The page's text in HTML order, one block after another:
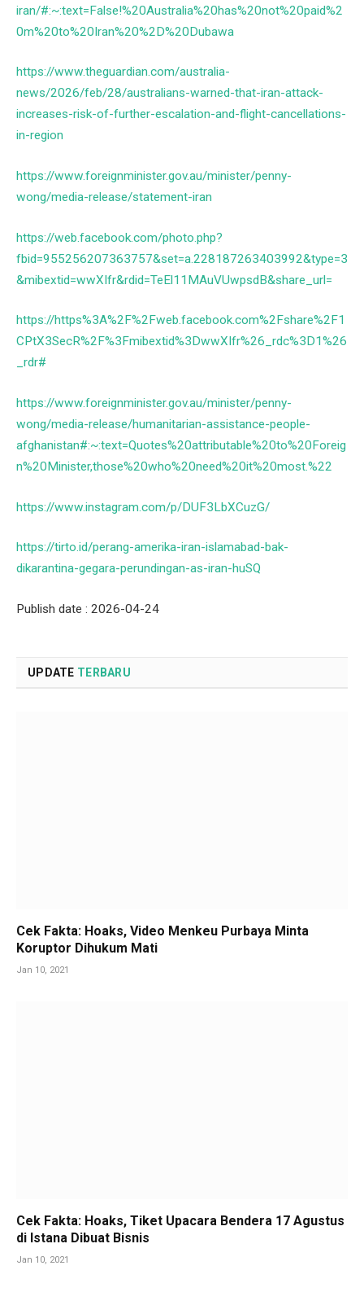
iran/#:~:text=False!%20Australia%20has%20not%20paid%2
0m%20to%20Iran%20%2D%20Dubawa
https://www.theguardian.com/australia-
news/2026/feb/28/australians-warned-that-iran-attack-
increases-risk-of-further-escalation-and-flight-cancellations-
in-region
https://www.foreignminister.gov.au/minister/penny-
wong/media-release/statement-iran
https://web.facebook.com/photo.php?
fbid=955256207363757&set=a.228187263403992&type=3
&mibextid=wwXIfr&rdid=TeEl11MAuVUwpsdB&share_url=
https://https%3A%2F%2Fweb.facebook.com%2Fshare%2F1
CPtX3SecR%2F%3Fmibextid%3DwwXIfr%26_rdc%3D1%26
_rdr#
https://www.foreignminister.gov.au/minister/penny-
wong/media-release/humanitarian-assistance-people-
afghanistan#:~:text=Quotes%20attributable%20to%20Foreig
n%20Minister,those%20who%20need%20it%20most.%22
https://www.instagram.com/p/DUF3LbXCuzG/
https://tirto.id/perang-amerika-iran-islamabad-bak-
dikarantina-gegara-perundingan-as-iran-huSQ
Publish date : 2026-04-24
UPDATE TERBARU
Cek Fakta: Hoaks, Video Menkeu Purbaya Minta
Koruptor Dihukum Mati
Jan 10, 2021
Cek Fakta: Hoaks, Tiket Upacara Bendera 17 Agustus
di Istana Dibuat Bisnis
Jan 10, 2021